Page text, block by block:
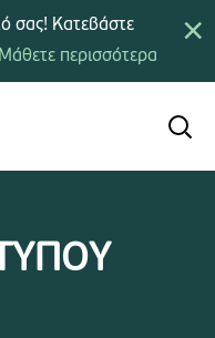
×
σας! Κατεβάστε
Μάθετε περισσότερα